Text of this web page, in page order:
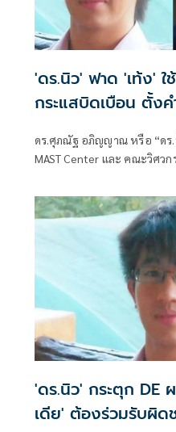
'ดร.นิว' ฟาด 'เท้ง' ใ
กระแสบิดเบือน ตั้งค
ดร.ศุภณัฐ อภิญญาณ หรือ “ดร.
MAST Center และ คณะวิศว
นายณัฐพงษ์ เรืองปัญญาวุฒิ ส.ส.บัญชีรายชื่อ พรรคประชาชน
อภิปรายเกี่ยวกับงบฯหน่วยราช
'ดร.นิว' กระตุก DE
เดีย' ต้องร่วมรับผิด